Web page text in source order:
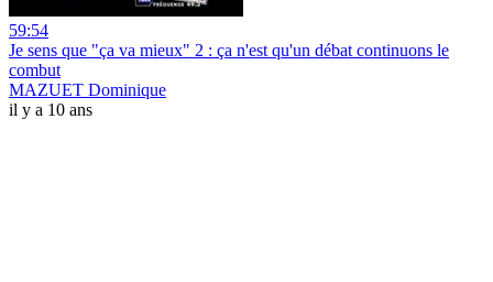
59:54
Je sens que "ça va mieux" 2 : ça n'est qu'un débat continuons le
combut
MAZUET Dominique
il y a 10 ans